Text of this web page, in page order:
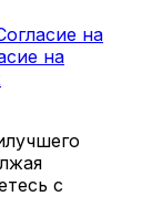
на
на
с